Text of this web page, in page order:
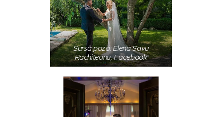
Sursă poză: Elena Savu
Rachiteanu, Facebook